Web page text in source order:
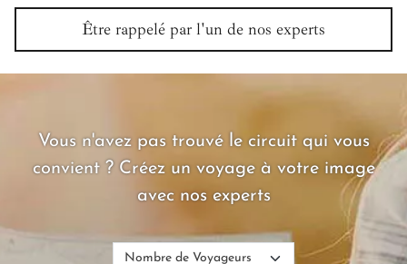
Être rappelé par l'un de nos experts
Vous n'avez pas trouvé le circuit qui vous
convient ? Créez un voyage à votre image
avec nos experts